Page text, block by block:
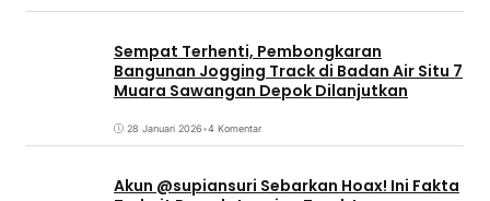
Sempat Terhenti, Pembongkaran
Bangunan Jogging Track di Badan Air Situ 7
Muara Sawangan Depok Dilanjutkan
28 Januari 2026•4 Komentar
Akun @supiansuri Sebarkan Hoax! Ini Fakta